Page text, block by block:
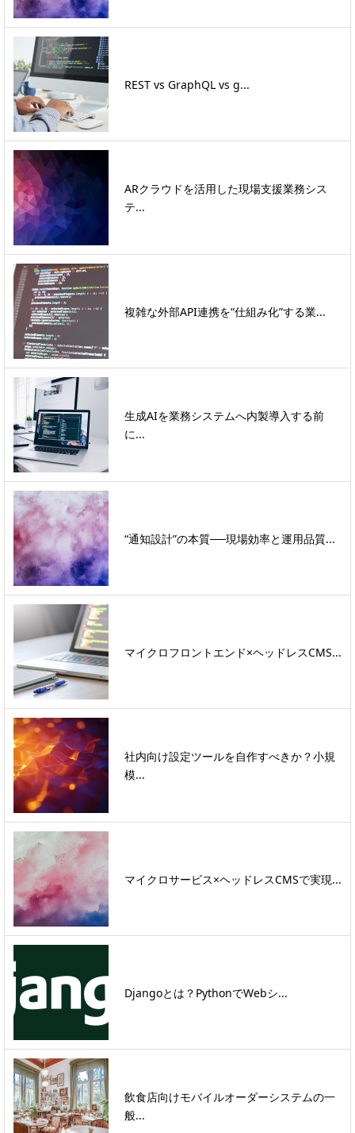
REST vs GraphQL vs g...
ARクラウドを活用した現場支援業務シス
テ...
複雑な外部API連携を“仕組み化”する業...
生成AIを業務システムへ内製導入する前
に...
“通知設計”の本質──現場効率と運用品質...
マイクロフロントエンド×ヘッドレスCMS...
社内向け設定ツールを自作すべきか？小規
模...
マイクロサービス×ヘッドレスCMSで実現...
Djangoとは？PythonでWebシ...
飲食店向けモバイルオーダーシステムの一
般...